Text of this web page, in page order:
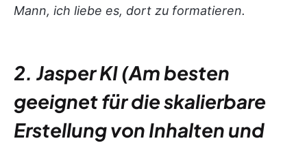
Mann, ich liebe es, dort zu formatieren.
2. Jasper KI (Am besten
geeignet für die skalierbare
Erstellung von Inhalten und